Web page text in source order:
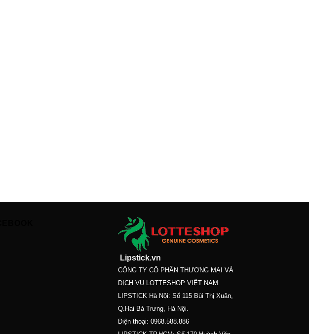
Lipstick.vn
CÔNG TY CỔ PHẦN THƯƠNG MẠI VÀ
DỊCH VỤ LOTTESHOP VIỆT NAM
LIPSTICK Hà Nội: Số 115 Bùi Thị Xuân,
Q.Hai Bà Trưng, Hà Nội.
Điện thoại: 0968.588.886